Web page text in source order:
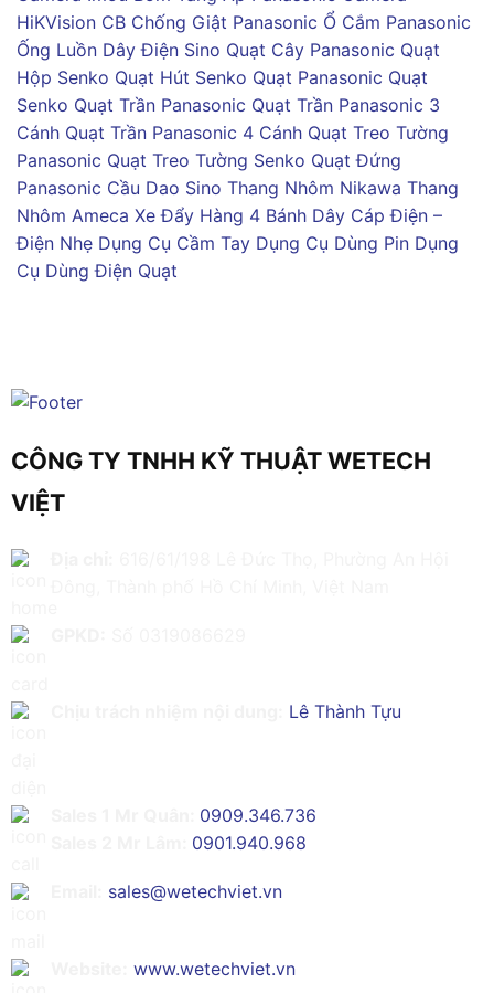
HiKVision CB Chống Giật Panasonic Ổ Cắm Panasonic
Ống Luồn Dây Điện Sino Quạt Cây Panasonic Quạt
Hộp Senko Quạt Hút Senko Quạt Panasonic Quạt
Senko Quạt Trần Panasonic Quạt Trần Panasonic 3
Cánh Quạt Trần Panasonic 4 Cánh Quạt Treo Tường
Panasonic Quạt Treo Tường Senko Quạt Đứng
Panasonic Cầu Dao Sino Thang Nhôm Nikawa Thang
Nhôm Ameca Xe Đẩy Hàng 4 Bánh Dây Cáp Điện –
Điện Nhẹ Dụng Cụ Cầm Tay Dụng Cụ Dùng Pin Dụng
Cụ Dùng Điện Quạt
CÔNG TY TNHH KỸ THUẬT WETECH
VIỆT
Lê Thành Tựu
0909.346.736
0901.940.968
sales@wetechviet.vn
www.wetechviet.vn